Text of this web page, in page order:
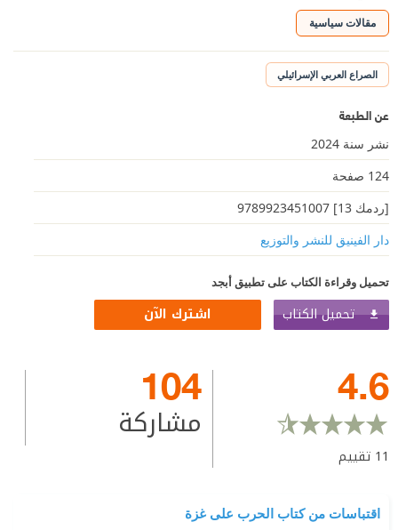
مقالات سياسية
الصراع العربي الإسرائيلي
عن الطبعة
نشر سنة 2024
124 صفحة
[ردمك 13] 9789923451007
دار الفينيق للنشر والتوزيع
تحميل وقراءة الكتاب على تطبيق أبجد
تحميل الكتاب اشترك الآن
4.6
11 تقييم
104
مشاركة
اقتباسات من كتاب الحرب على غزة